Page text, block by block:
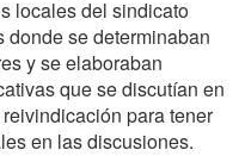
locales del sindicato
donde se determinaban
y se elaboraban
que se discutían en
para tener
en las discusiones.